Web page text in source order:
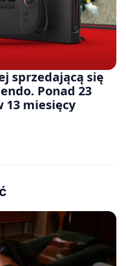
sprzedającą się
Ponad 23
13 miesięcy